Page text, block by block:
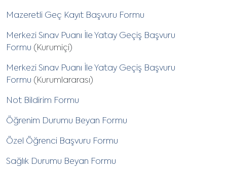
Mazeretli Geç Kayıt Başvuru Formu
Merkezi Sınav Puanı İle Yatay Geçiş Başvuru
Formu (Kurumiçi)
Merkezi Sınav Puanı İle Yatay Geçiş Başvuru
Formu (Kurumlararası)
Not Bildirim Formu
Öğrenim Durumu Beyan Formu
Özel Öğrenci Başvuru Formu
Sağlık Durumu Beyan Formu